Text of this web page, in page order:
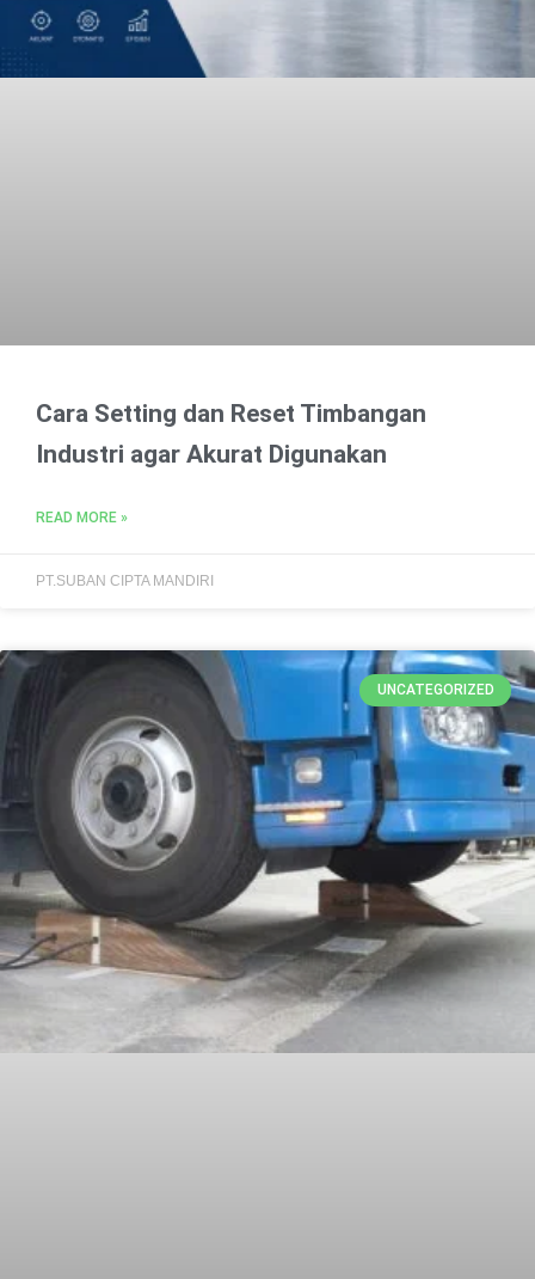
Cara Setting dan Reset Timbangan
Industri agar Akurat Digunakan
READ MORE »
PT.SUBAN CIPTA MANDIRI
UNCATEGORIZED